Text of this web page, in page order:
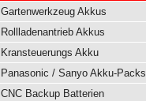
Gartenwerkzeug Akkus
Rollladenantrieb Akkus
Kransteuerungs Akku
Panasonic / Sanyo Akku-Packs
CNC Backup Batterien